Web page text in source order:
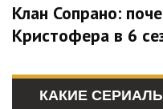
Клан Сопрано:
Кристофера в 6
КАКИЕ